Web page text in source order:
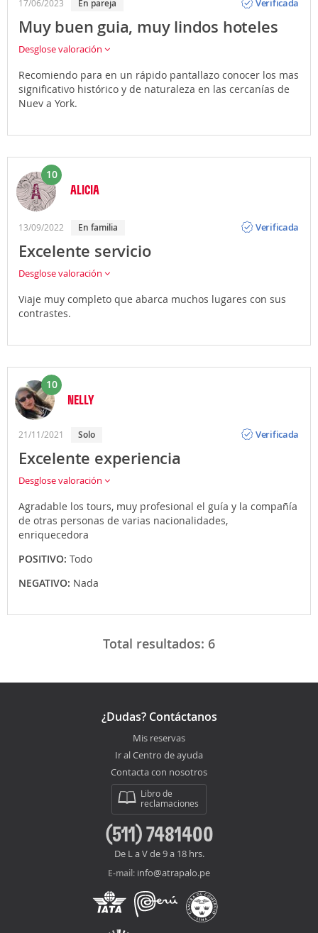
17/06/2023 En pareja
Verificada
Muy buen guia, muy lindos hoteles
Desglose valoración
Recomiendo para en un rápido pantallazo conocer los mas
significativo histórico y de naturaleza en las cercanías de
Nuev a York.
10
ALICIA
13/09/2022 En familia
Verificada
Excelente servicio
Desglose valoración
Viaje muy completo que abarca muchos lugares con sus
contrastes.
10
NELLY
21/11/2021 Solo
Verificada
Excelente experiencia
Desglose valoración
Agradable los tours, muy profesional el guía y la compañía
de otras personas de varias nacionalidades,
enriquecedora
POSITIVO: Todo
NEGATIVO: Nada
Total resultados: 6
¿Dudas? Contáctanos
Mis reservas
Ir al Centro de ayuda
Contacta con nosotros
Libro de
reclamaciones
(511) 7481400
De L a V de 9 a 18 hrs.
E-mail: info@atrapalo.pe